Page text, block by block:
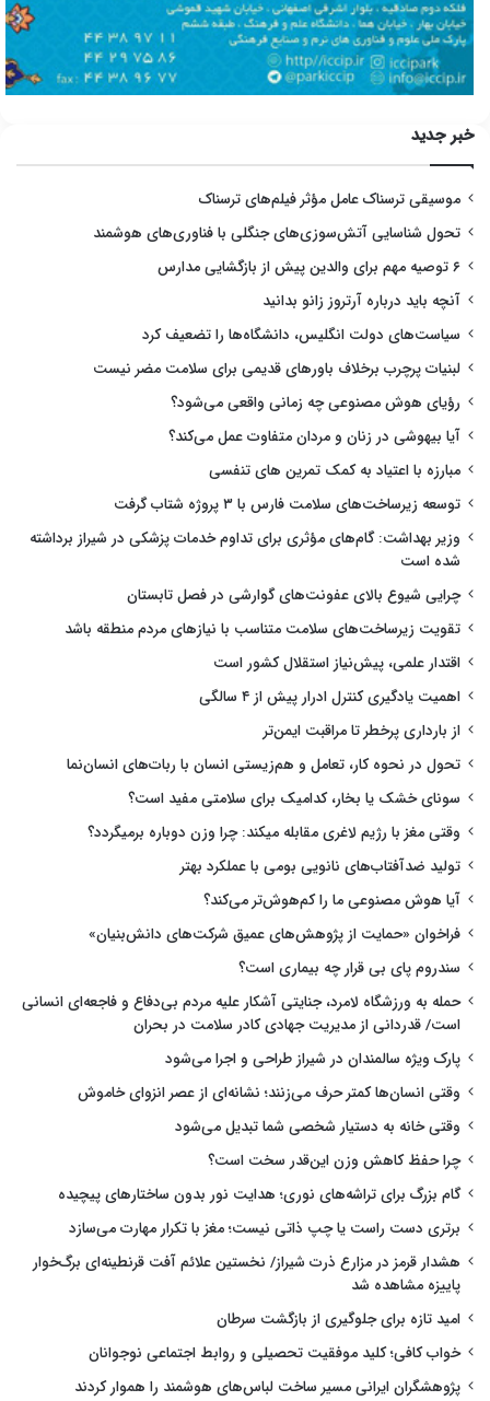
خبر جدید
موسیقی ترسناک عامل مؤثر فیلم‌های ترسناک
تحول شناسایی آتش‌سوزی‌های جنگلی با فناوری‌های هوشمند
۶ توصیه مهم برای والدین پیش از بازگشایی مدارس
آنچه باید درباره آرتروز زانو بدانید
سیاست‌های دولت انگلیس، دانشگاه‌ها را تضعیف کرد
لبنیات پرچرب برخلاف باورهای قدیمی برای سلامت مضر نیست
رؤیای هوش مصنوعی چه زمانی واقعی می‌شود؟
آیا بیهوشی در زنان و مردان متفاوت عمل می‌کند؟
مبارزه با اعتیاد به کمک تمرین های تنفسی
توسعه زیرساخت‌های سلامت فارس با ۳ پروژه شتاب گرفت
وزیر بهداشت: گام‌های مؤثری برای تداوم خدمات پزشکی در شیراز برداشته
شده است
چرایی شیوع بالای عفونت‌های گوارشی در فصل تابستان
تقویت زیرساخت‌های سلامت متناسب با نیازهای مردم منطقه باشد
اقتدار علمی، پیش‌نیاز استقلال کشور است
اهمیت یادگیری کنترل ادرار پیش از ۴ سالگی
از بارداری پرخطر تا مراقبت ایمن‌تر
تحول در نحوه کار، تعامل و هم‌زیستی انسان با ربات‌های انسان‌نما
سونای خشک یا بخار، کدامیک برای سلامتی مفید است؟
وقتی مغز با رژیم لاغری مقابله میکند: چرا وزن دوباره برمیگردد؟
تولید ضدآفتاب‌های نانویی بومی با عملکرد بهتر
آیا هوش مصنوعی ما را کم‌هوش‌تر می‌کند؟
فراخوان «حمایت از پژوهش‌های عمیق شرکت‌های دانش‌بنیان»
سندروم پای بی قرار چه بیماری است؟
حمله به ورزشگاه لامرد، جنایتی آشکار علیه مردم بی‌دفاع و فاجعه‌ای انسانی
است/ قدردانی از مدیریت جهادی کادر سلامت در بحران
پارک ویژه سالمندان در شیراز طراحی و اجرا می‌شود
وقتی انسان‌ها کمتر حرف می‌زنند؛ نشانه‌ای از عصر انزوای خاموش
وقتی خانه به دستیار شخصی شما تبدیل می‌شود
چرا حفظ کاهش وزن این‌قدر سخت است؟
گام بزرگ برای تراشه‌های نوری؛ هدایت نور بدون ساختارهای پیچیده
برتری دست راست یا چپ ذاتی نیست؛ مغز با تکرار مهارت می‌سازد
هشدار قرمز در مزارع ذرت شیراز/ نخستین علائم آفت قرنطینه‌ای برگ‌خوار
پاییزه مشاهده شد
امید تازه برای جلوگیری از بازگشت سرطان
خواب کافی؛ کلید موفقیت تحصیلی و روابط اجتماعی نوجوانان
پژوهشگران ایرانی مسیر ساخت لباس‌های هوشمند را هموار کردند